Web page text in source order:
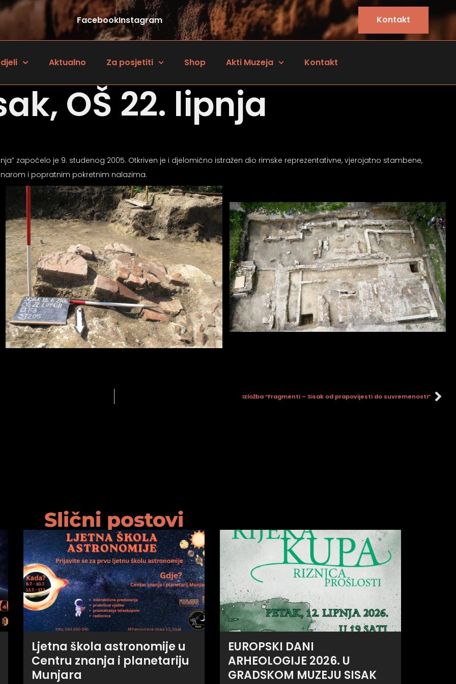
FacebookInstagram Kontakt
Aktualno Za posjetiti Shop Akti Muzeja Kontakt
OŠ 22. lipnja
započelo je 9. studenog 2005. Otkriven je i djelomično istražen dio rimske reprezentativne, vjerojatno stambene,
i popratnim pokretnim nalazima.
Izložba “Fragmenti – Sisak od prapovijesti do suvremenosti”
Slični postovi
Ljetna škola astronomije u
Centru znanja i planetariju
Munjara
EUROPSKI DANI
ARHEOLOGIJE 2026. U
GRADSKOM MUZEJU SISAK